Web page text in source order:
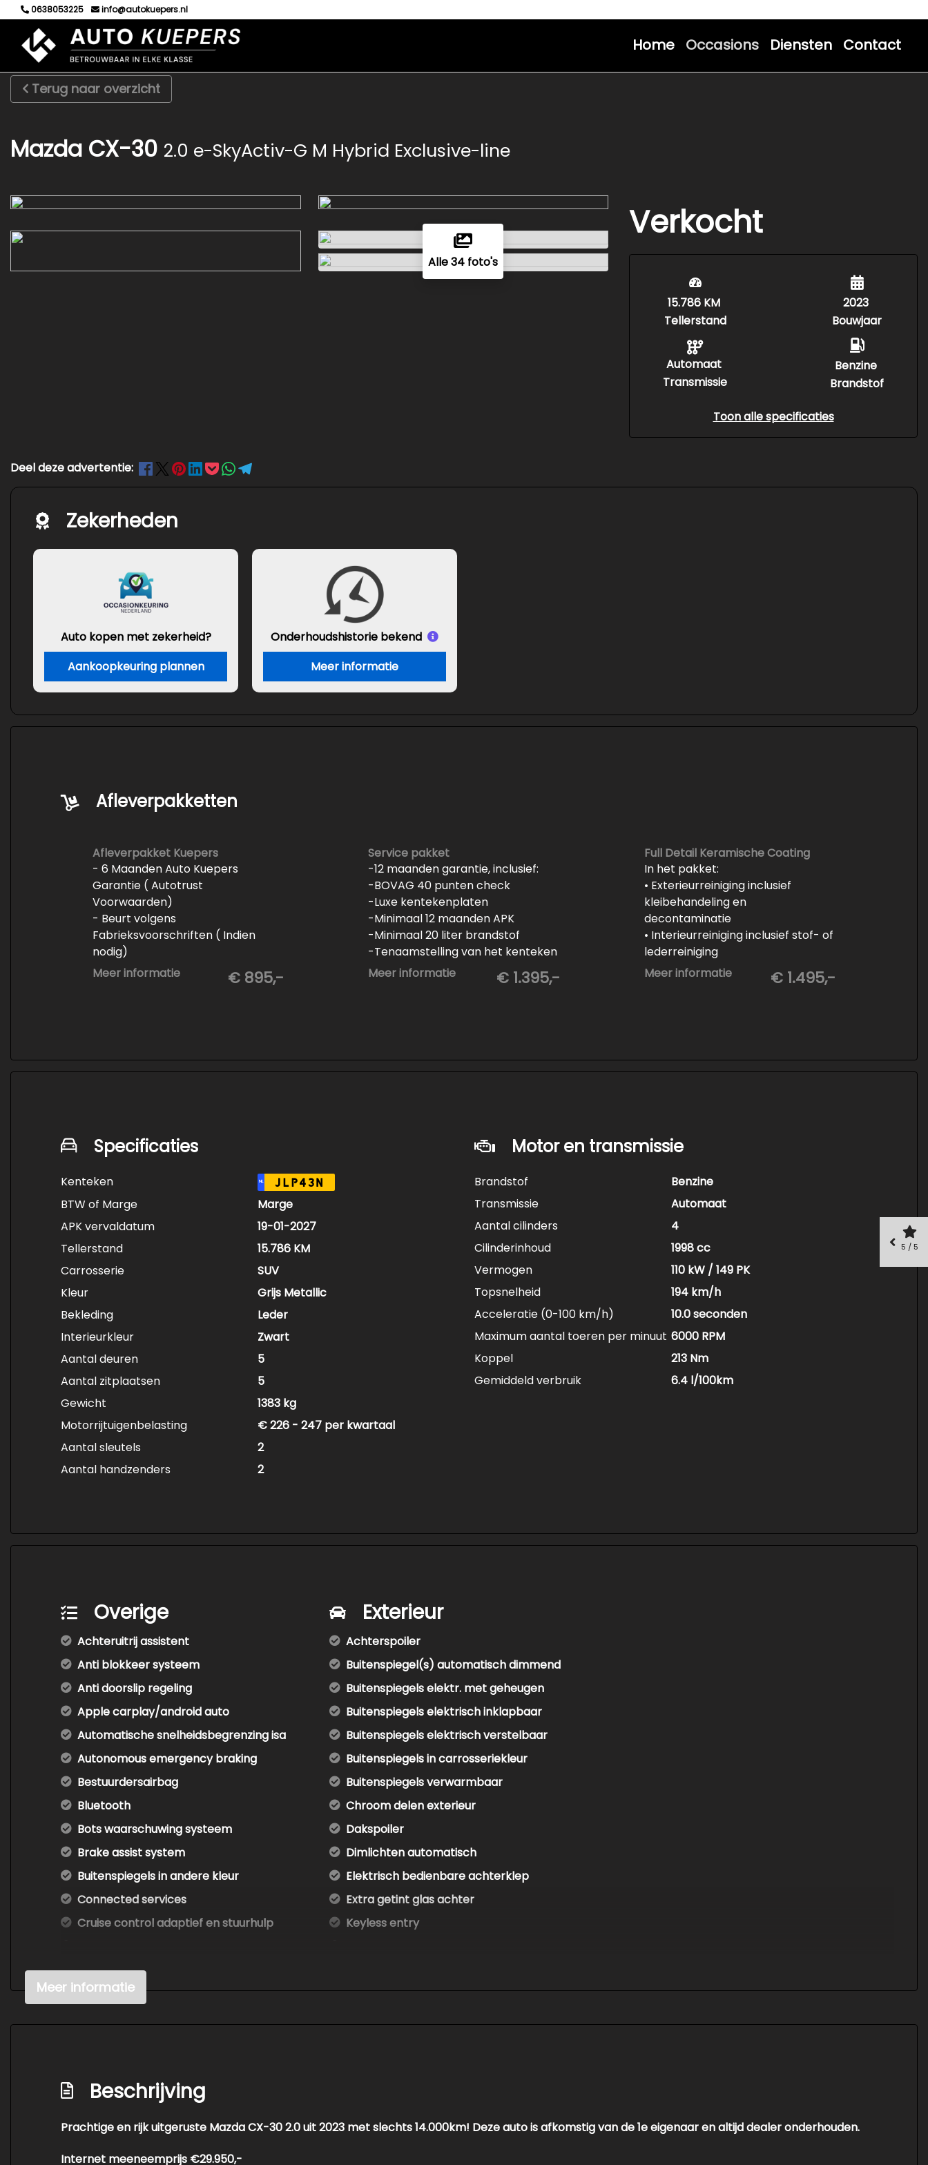
0638053225 info@autokuepers.nl
Home Occasions Diensten Contact
Terug naar overzicht
Mazda CX-30 2.0 e-SkyActiv-G M Hybrid Exclusive-line
Alle 34 foto's
Verkocht
15.786 KM
Tellerstand
Automaat
Transmissie
2023
Bouwjaar
Benzine
Brandstof
Toon alle specificaties
Deel deze advertentie:
Zekerheden
Auto kopen met zekerheid?
Aankoopkeuring plannen
Onderhoudshistorie bekend
Meer informatie
Afleverpakketten
Afleverpakket Kuepers
- 6 Maanden Auto Kuepers
Garantie ( Autotrust
Voorwaarden)
- Beurt volgens
Fabrieksvoorschriften ( Indien
nodig)
- Minimaal 6 maanden APK
- Minimaal 3 mm banden profiel
- Poetsen binnen en buiten
Meer informatie € 895,-
Service pakket
-12 maanden garantie, inclusief:
-BOVAG 40 punten check
-Luxe kentekenplaten
-Minimaal 12 maanden APK
-Minimaal 20 liter brandstof
-Tenaamstelling van het kenteken
-Vrijwaren van de inruilauto
Meer informatie € 1.395,-
Full Detail Keramische Coating
In het pakket:
• Exterieurreiniging inclusief
kleibehandeling en
decontaminatie
• Interieurreiniging inclusief stof- of
lederreiniging
• 3-staps lakcorrectie
• Keramische Coating (+/- 5 jaar)
Meer informatie € 1.495,-
Specificaties
Kenteken NL JLP43N
BTW of Marge
Marge
APK vervaldatum
19-01-2027
Tellerstand
15.786 KM
Carrosserie
SUV
Kleur
Grijs Metallic
Bekleding
Leder
Interieurkleur
Zwart
Aantal deuren
5
Aantal zitplaatsen
5
Gewicht
1383 kg
Motorrijtuigenbelasting
€ 226 - 247 per kwartaal
Aantal sleutels
2
Aantal handzenders
2
Motor en transmissie
Brandstof
Benzine
Transmissie
Automaat
Aantal cilinders
4
Cilinderinhoud
1998 cc
Vermogen
110 kW / 149 PK
Topsnelheid
194 km/h
Acceleratie (0-100 km/h)
10.0 seconden
Maximum aantal toeren per minuut 6000 RPM
Koppel
213 Nm
Gemiddeld verbruik
6.4 l/100km
Overige
Achteruitrij assistent
Anti blokkeer systeem
Anti doorslip regeling
Apple carplay/android auto
Automatische snelheidsbegrenzing isa
Autonomous emergency braking
Bestuurdersairbag
Bluetooth
Bots waarschuwing systeem
Brake assist system
Buitenspiegels in andere kleur
Connected services
Cruise control adaptief en stuurhulp
Draadloze telefoonlader
Elektronisch stabiliteits programma
Keyless start
Kruisend verkeer detectie
Kunstlederen interieurdelen
Exterieur
Achterspoiler
Buitenspiegel(s) automatisch dimmend
Buitenspiegels elektr. met geheugen
Buitenspiegels elektrisch inklapbaar
Buitenspiegels elektrisch verstelbaar
Buitenspiegels in carrosseriekleur
Buitenspiegels verwarmbaar
Chroom delen exterieur
Dakspoiler
Dimlichten automatisch
Elektrisch bedienbare achterklep
Extra getint glas achter
Keyless entry
Led achterlichten
Side-skirts
Meer informatie
Beschrijving
Prachtige en rijk uitgeruste Mazda CX-30 2.0 uit 2023 met slechts 14.000km! Deze auto is afkomstig van de 1e eigenaar en altijd dealer onderhouden.
Internet meeneemprijs €29.950,-
5 / 5